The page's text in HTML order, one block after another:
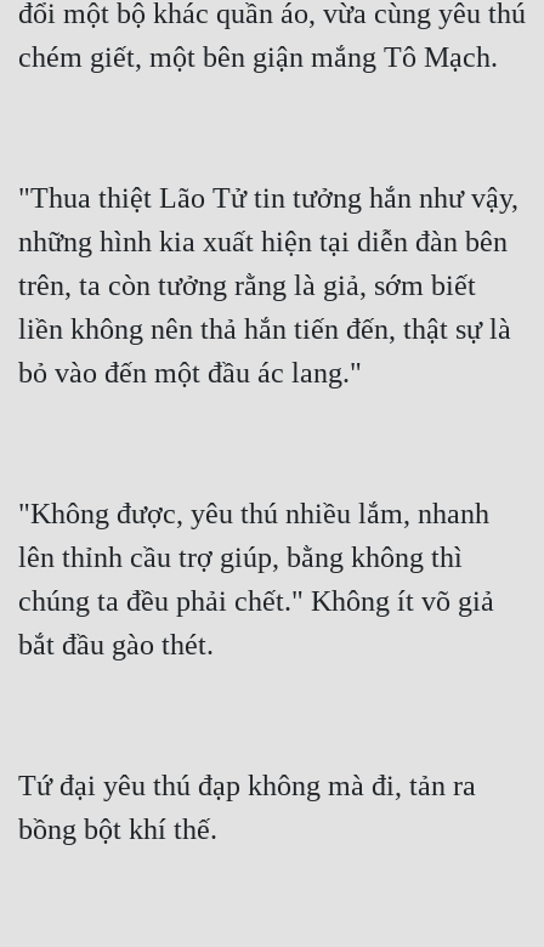
Đẹp
Cơ Trí
Sát Phạt Quyết Đoán
đổi một bộ khác quần áo, vừa cùng yêu thú
chém giết, một bên giận mắng Tô Mạch.
"Thua thiệt Lão Tử tin tưởng hắn như vậy,
những hình kia xuất hiện tại diễn đàn bên
trên, ta còn tưởng rằng là giả, sớm biết
liền không nên thả hắn tiến đến, thật sự là
bỏ vào đến một đầu ác lang."
"Không được, yêu thú nhiều lắm, nhanh
lên thỉnh cầu trợ giúp, bằng không thì
chúng ta đều phải chết." Không ít võ giả
bắt đầu gào thét.
Tứ đại yêu thú đạp không mà đi, tản ra
bồng bột khí thế.